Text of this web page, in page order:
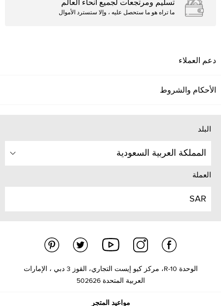
تسليم ومرتجعات لجميع أنحاء العالم
ما تراه هو ما ستحصل عليه ، وإلا ستسترد الأموال
دعم العملاء
الأحكام والشروط
البلد
المملكة العربية السعودية
العملة
SAR
الوحدة R-10، مركز كيو إيست التجاري، القوز 3 دبي ، الإمارات
العربية المتحدة 502626
مواعيد المتجر